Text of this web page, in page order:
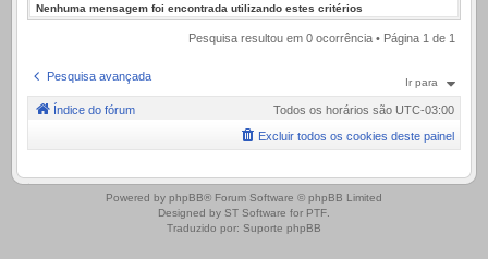
Nenhuma mensagem foi encontrada utilizando estes critérios
Pesquisa resultou em 0 ocorrência • Página 1 de 1
Pesquisa avançada Ir para
Índice do fórum Todos os horários são UTC-03:00
Excluir todos os cookies deste painel
.
Powered by phpBB® Forum Software © phpBB Limited
Designed by ST Software for PTF
Traduzido por: Suporte phpBB